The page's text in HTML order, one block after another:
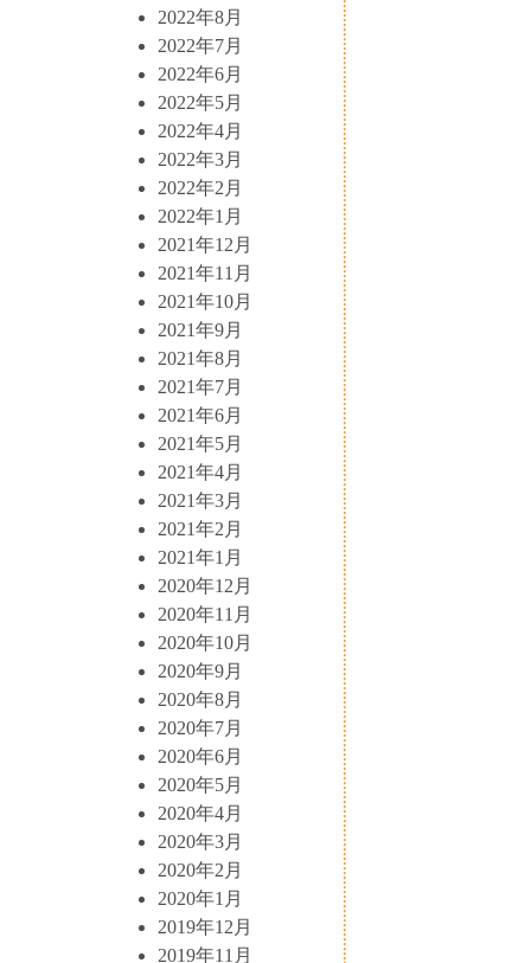
2022年8月
2022年7月
2022年6月
2022年5月
2022年4月
2022年3月
2022年2月
2022年1月
2021年12月
2021年11月
2021年10月
2021年9月
2021年8月
2021年7月
2021年6月
2021年5月
2021年4月
2021年3月
2021年2月
2021年1月
2020年12月
2020年11月
2020年10月
2020年9月
2020年8月
2020年7月
2020年6月
2020年5月
2020年4月
2020年3月
2020年2月
2020年1月
2019年12月
2019年11月